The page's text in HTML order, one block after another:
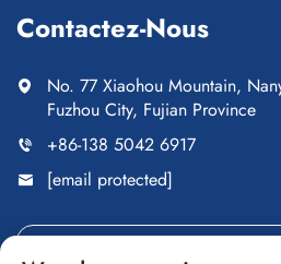
Contactez-Nous
No. 77 Xiaohou Mountain,
Fuzhou City, Fujian Province
+86-138 5042 6917
[email protected]